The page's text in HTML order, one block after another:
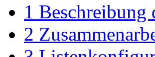
1 Beschreibung
2